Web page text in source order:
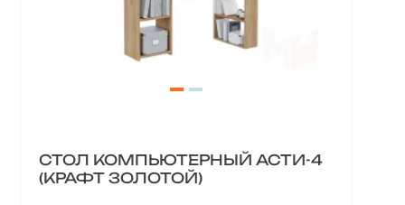
СТОЛ КОМПЬЮТЕРНЫЙ АСТИ-4
(КРАФТ ЗОЛОТОЙ)